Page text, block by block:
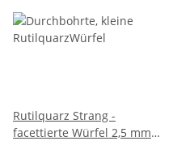
Rutilquarz Strang -
facettierte Würfel 2,5 mm